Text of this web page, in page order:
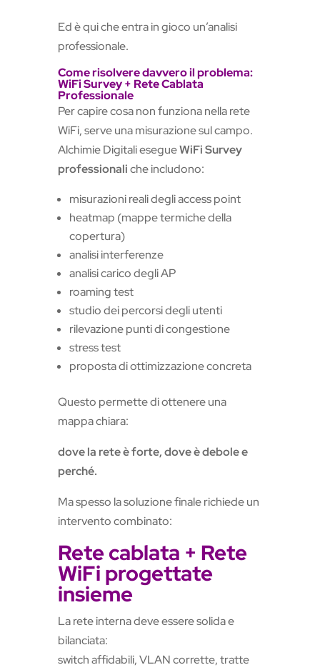
Ed è qui che entra in gioco un’analisi
professionale.
Come risolvere davvero il problema:
WiFi Survey + Rete Cablata
Professionale
Per capire cosa non funziona nella rete
WiFi, serve una misurazione sul campo.
Alchimie Digitali esegueWiFi Survey
professionaliche includono:
misurazioni reali degli access point
heatmap (mappe termiche della
copertura)
analisi interferenze
analisi carico degli AP
roaming test
studio dei percorsi degli utenti
rilevazione punti di congestione
stress test
proposta di ottimizzazione concreta
Questo permette di ottenere una
mappa chiara:
dove la rete è forte, dove è debole e
perché.
Ma spesso la soluzione finale richiede un
intervento combinato:
Rete cablata + Rete
WiFi progettate
insieme
La rete interna deve essere solida e
bilanciata:
switch affidabili, VLAN corrette, tratte